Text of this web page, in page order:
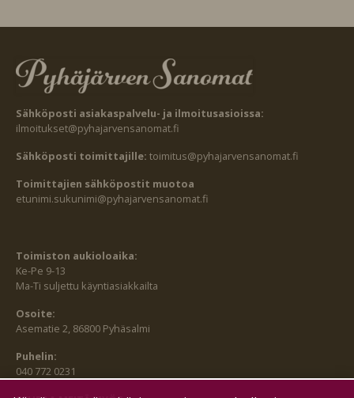
Sähköposti asiakaspalvelu- ja ilmoitusasioissa:
ilmoitukset@pyhajarvensanomat.fi
Sähköposti toimittajille: toimitus@pyhajarvensanomat.fi
Toimittajien sähköpostit muotoa
etunimi.sukunimi@pyhajarvensanomat.fi
Toimiston aukioloaika:
Ke-Pe 9-13
Ma-Ti suljettu käyntiasiakkailta
Osoite:
Asematie 2, 86800 Pyhäsalmi
Puhelin:
040 772 0231